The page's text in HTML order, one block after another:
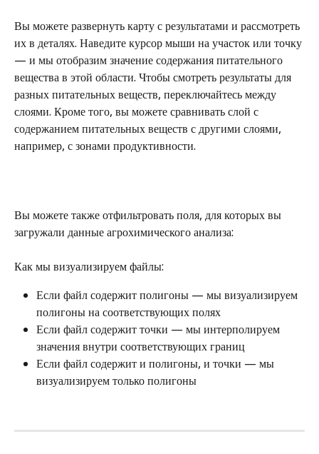
Вы можете развернуть карту с результатами и рассмотреть
их в деталях. Наведите курсор мыши на участок или точку
— и мы отобразим значение содержания питательного
вещества в этой области. Чтобы смотреть результаты для
разных питательных веществ, переключайтесь между
слоями. Кроме того, вы можете сравнивать слой с
содержанием питательных веществ с другими слоями,
например, с зонами продуктивности.
Вы можете также отфильтровать поля, для которых вы
загружали данные агрохимического анализа:
Как мы визуализируем файлы:
Если файл содержит полигоны — мы визуализируем
полигоны на соответствующих полях
Если файл содержит точки — мы интерполируем
значения внутри соответствующих границ
Если файл содержит и полигоны, и точки — мы
визуализируем только полигоны